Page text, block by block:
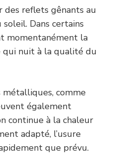
reflets gênants au
Dans certains
momentanément la
qui nuit à la qualité du
métalliques, comme
également
continue à la chaleur
adapté, l’usure
que prévu.